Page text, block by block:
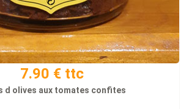
7.90 € ttc
d olives aux tomates confites